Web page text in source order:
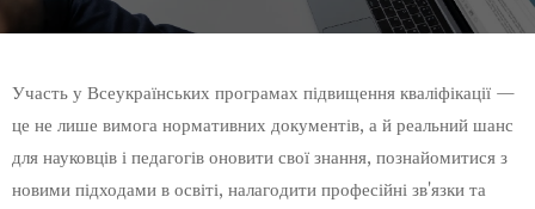
Участь у Всеукраїнських програмах підвищення кваліфікації —
це не лише вимога нормативних документів, а й реальний шанс
для науковців і педагогів оновити свої знання, познайомитися з
новими підходами в освіті, налагодити професійні зв'язки та